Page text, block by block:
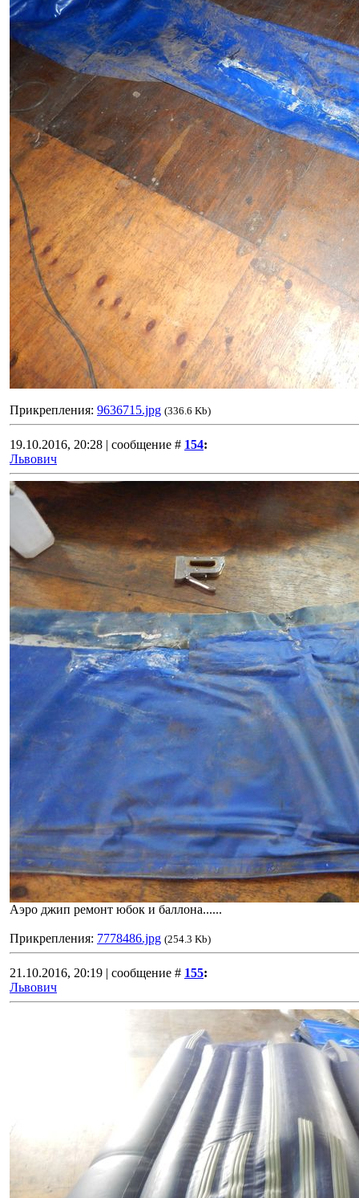
Прикрепления: 9636715.jpg (336.6 Kb)
19.10.2016, 20:28 | сообщение # 154:
Львович
Аэро джип ремонт юбок и баллона......
Прикрепления: 7778486.jpg (254.3 Kb)
21.10.2016, 20:19 | сообщение # 155:
Львович